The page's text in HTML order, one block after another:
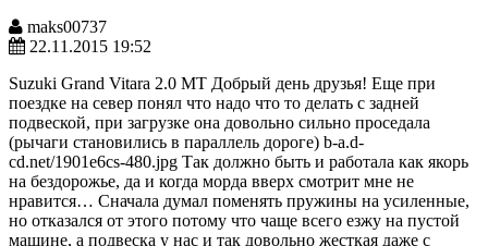
maks00737
22.11.2015 19:52
Suzuki Grand Vitara 2.0 МТ Добрый день друзья! Еще при
поездке на север понял что надо что то делать с задней
подвеской, при загрузке она довольно сильно проседала
(рычаги становились в параллель дороге) b-a.d-
cd.net/1901e6cs-480.jpg Так должно быть и работала как якорь
на бездорожье, да и когда морда вверх смотрит мне не
нравится… Сначала думал поменять пружины на усиленные,
но отказался от этого потому что чаще всего езжу на пустой
машине, а подвеска у нас и так довольно жесткая даже с